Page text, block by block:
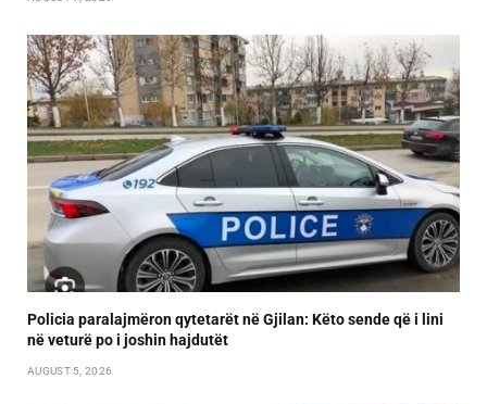
Policia paralajmëron qytetarët në Gjilan: Këto sende që i lini
në veturë po i joshin hajdutët
AUGUST 5, 2026